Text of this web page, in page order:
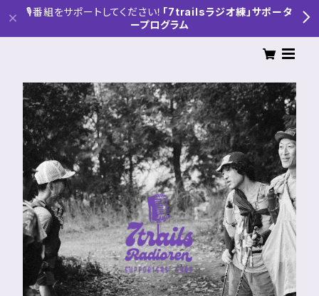
🎙番組をサポートしてください！ 「7trailsラジオ練」サポータ
ープログラム